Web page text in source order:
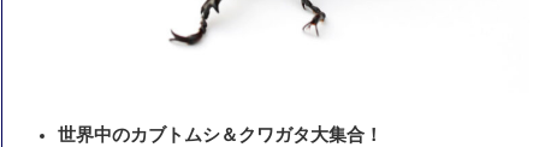
世界中のカブトムシ＆クワガタ大集合！